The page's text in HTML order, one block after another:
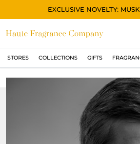
EXCLUSIVE NOVELTY:
STORES COLLECTIONS GIFTS
STORES